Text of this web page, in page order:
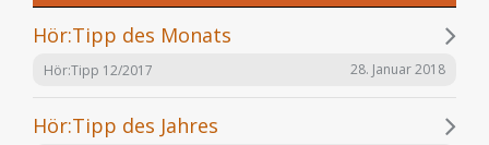
Hör:Tipp des Monats
Hör:Tipp 12/2017 28. Januar 2018
Hör:Tipp des Jahres